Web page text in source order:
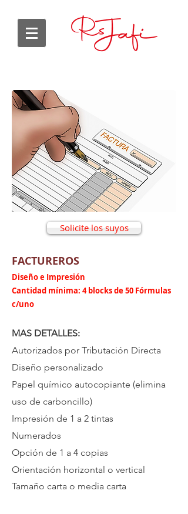
Solicite los suyos
FACTUREROS
Diseño e Impresión
Cantidad mínima: 4 blocks de 50 Fórmulas
c/uno
MAS DETALLES:
Autorizados por Tributación Directa
Diseño personalizado
Papel químico autocopiante (elimina
uso de carboncillo)
Impresión de 1 a 2 tintas
Numerados
Opción de 1 a 4 copias
Orientación horizontal o vertical
Tamaño carta o media carta